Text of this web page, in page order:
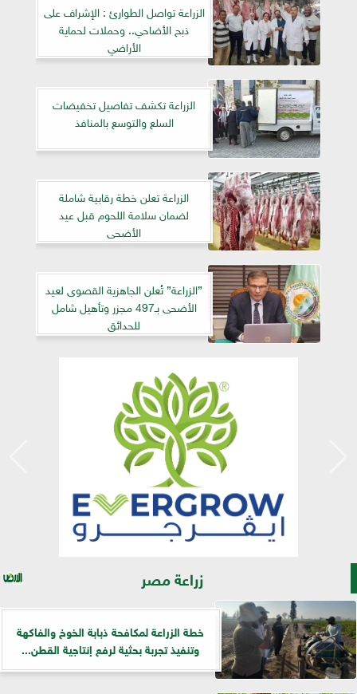
الزراعة تواصل الطوارئ : الإشراف على
ذبح الأضاحي.. وحملات لحماية
الأراضي
الزراعة تكشف تفاصيل تخفيضات
السلع والتوسع بالمنافذ
الزراعة تعلن خطة رقابية شاملة
لضمان سلامة اللحوم قبل عيد
الأضحى
”الزراعة” تُعلن الجاهزية القصوى لعيد
الأضحى بـ497 مجزر وتأهيل شامل
للحدائق
زراعة مصر
خطة الزراعة لمكافحة ذبابة الخوخ والفاكهة
وتنفيذ تجربة بحثية لرفع إنتاجية القطن...